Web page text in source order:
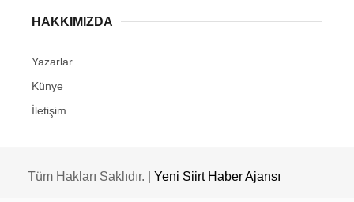
HAKKIMIZDA
Yazarlar
Künye
İletişim
Tüm Hakları Saklıdır. | Yeni Siirt Haber Ajansı